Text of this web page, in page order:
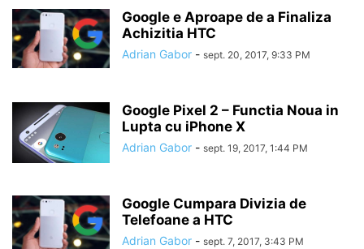
Google e Aproape de a Finaliza
Achizitia HTC
Adrian Gabor - sept. 20, 2017, 9:33 PM
Google Pixel 2 – Functia Noua in
Lupta cu iPhone X
Adrian Gabor - sept. 19, 2017, 1:44 PM
Google Cumpara Divizia de
Telefoane a HTC
Adrian Gabor - sept. 7, 2017, 3:43 PM